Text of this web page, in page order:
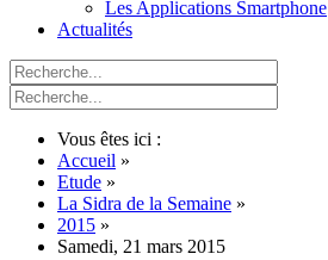
Les Applications Smartphone
Actualités
Vous êtes ici :
Accueil »
Etude »
La Sidra de la Semaine »
2015 »
Samedi, 21 mars 2015